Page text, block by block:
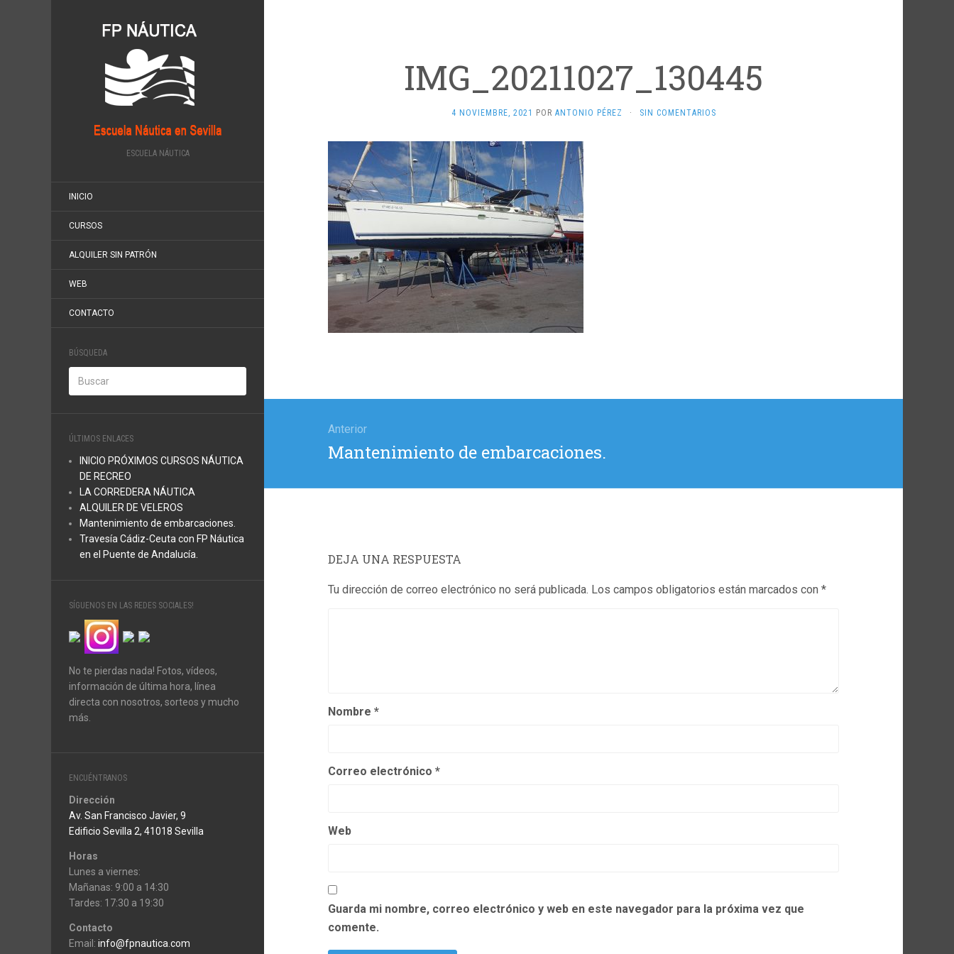
ESCUELA NÁUTICA
INICIO
CURSOS
ALQUILER SIN PATRÓN
WEB
CONTACTO
BÚSQUEDA
ÚLTIMOS ENLACES
INICIO PRÓXIMOS CURSOS NÁUTICA
DE RECREO
LA CORREDERA NÁUTICA
ALQUILER DE VELEROS
Mantenimiento de embarcaciones.
Travesía Cádiz-Ceuta con FP Náutica
en el Puente de Andalucía.
SÍGUENOS EN LAS REDES SOCIALES!
No te pierdas nada! Fotos, vídeos,
información de última hora, línea
directa con nosotros, sorteos y mucho
más.
ENCUÉNTRANOS
Dirección
Av. San Francisco Javier, 9
Edificio Sevilla 2, 41018 Sevilla
Horas
Lunes a viernes:
Mañanas: 9:00 a 14:30
Tardes: 17:30 a 19:30
Contacto
Email: info@fpnautica.com
IMG_20211027_130445
4 NOVIEMBRE, 2021 POR ANTONIO PÉREZ · SIN COMENTARIOS
entradas
Anterior
Entrada
Mantenimiento de embarcaciones.
DEJA UNA RESPUESTA
Tu dirección de correo electrónico no será publicada. Los campos obligatorios están marcados con *
Nombre *
Correo electrónico *
Web
Guarda mi nombre, correo electrónico y web en este navegador para la próxima vez que
comente.